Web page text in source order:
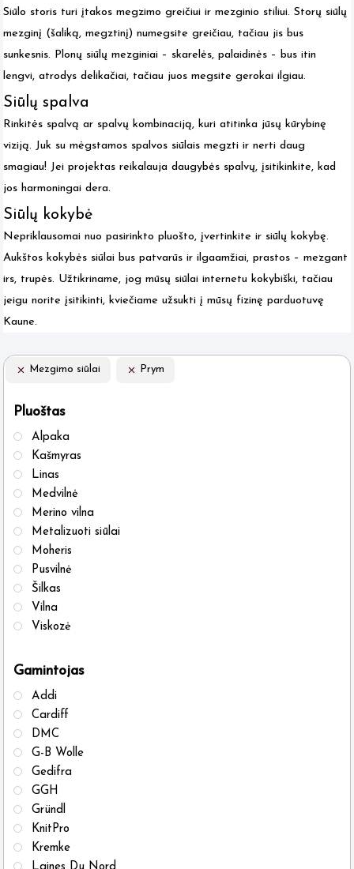
Mezgimo siūlai Prym
Pluoštas
Alpaka
Kašmyras
Linas
Medvilnė
Merino vilna
Metalizuoti siūlai
Moheris
Pusvilnė
Šilkas
Vilna
Viskozė
Gamintojas
Addi
Cardiff
DMC
G-B Wolle
Gedifra
GGH
Gründl
KnitPro
Kremke
Siūlo storis turi įtakos megzimo greičiui ir mezginio stiliui. Storų siūlų
mezginį (šaliką, megztinį) numegsite greičiau, tačiau jis bus
sunkesnis. Plonų siūlų mezginiai – skarelės, palaidinės – bus itin
lengvi, atrodys delikačiai, tačiau juos megsite gerokai ilgiau.
Siūlų spalva
Rinkitės spalvą ar spalvų kombinaciją, kuri atitinka jūsų kūrybinę
viziją. Juk su mėgstamos spalvos siūlais megzti ir nerti daug
smagiau! Jei projektas reikalauja daugybės spalvų, įsitikinkite, kad
jos harmoningai dera.
Siūlų kokybė
Nepriklausomai nuo pasirinkto pluošto, įvertinkite ir siūlų kokybę.
Aukštos kokybės siūlai bus patvarūs ir ilgaamžiai, prastos – mezgant
irs, trupės. Užtikriname, jog mūsų siūlai internetu kokybiški, tačiau
jeigu norite įsitikinti, kviečiame užsukti į mūsų fizinę parduotuvę
Kaune.